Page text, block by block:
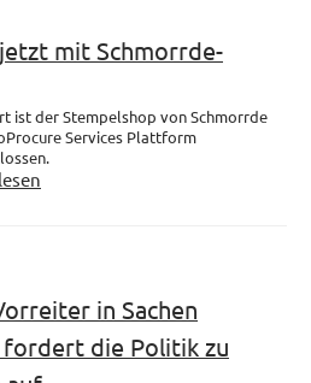
mit Schmorrde-
ist der Stempelshop von Schmorrde
Services Plattform
in Sachen
die Politik zu